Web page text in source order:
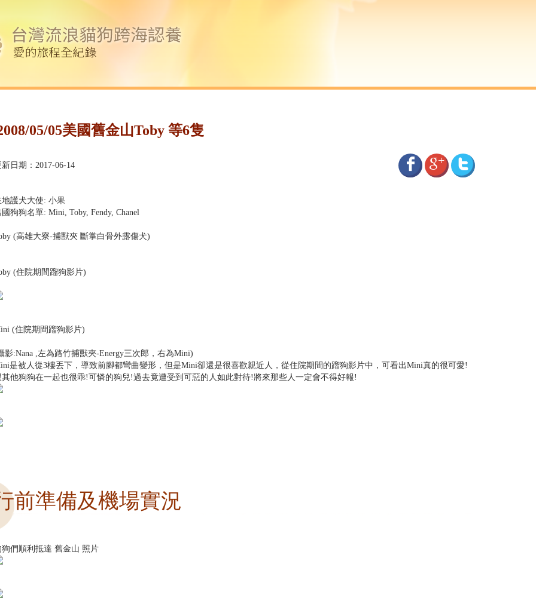
05/05美國舊金山Toby 等6隻
新日期：2017-06-14
地護犬大使: 小果
國狗狗名單: Mini, Toby, Fendy, Chanel
(高雄大寮-捕獸夾 斷掌白骨外露傷犬)
(住院期間蹓狗影片)
(住院期間蹓狗影片)
影:Nana ,左為路竹捕獸夾-Energy三次郎，右為Mini)
是被人從3樓丟下，導致前腳都彎曲變形，但是Mini卻還是很喜歡親近人，從住院期間的蹓狗影片中，可看出Mini真的很可愛!
其他狗狗在一起也很乖!可憐的狗兒!過去竟遭受到可惡的人如此對待!將來那些人一定會不得好報!
前準備及機場實況
狗們順利抵達 舊金山 照片